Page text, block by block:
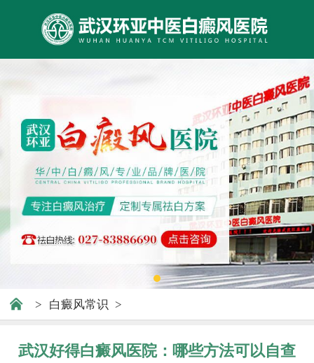
> 白癜风常识 >
武汉好得白癜风医院：哪些方法可以自查